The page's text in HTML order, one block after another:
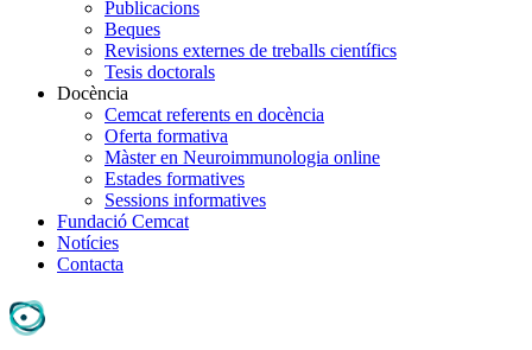
Publicacions
Beques
Revisions externes de treballs científics
Tesis doctorals
Docència
Cemcat referents en docència
Oferta formativa
Màster en Neuroimmunologia online
Estades formatives
Sessions informatives
Fundació Cemcat
Notícies
Contacta